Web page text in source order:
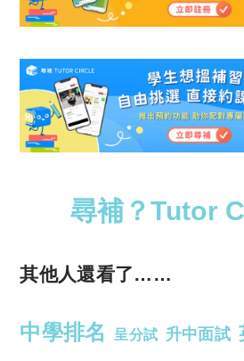
尋補？Tutor
其他人還看了……
中學排名 呈分試 升中面試